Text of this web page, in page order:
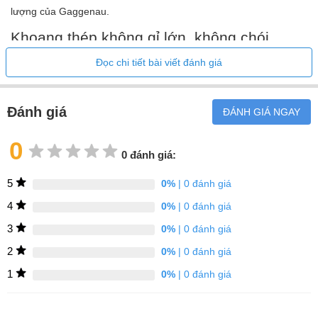
lượng của Gaggenau.
Khoang thép không gỉ lớn, không chói,
được chiếu sáng được giữ nguyên vẹn nhờ
chương trình vệ sinh hoàn toàn tự động.
Cửa không tay nắm / cửa mở tự động
Đọc chi tiết bài viết đánh giá
Đánh giá ĐÁNH GIÁ NGAY
0 0 đánh giá:
5 0%| 0 đánh giá
4 0%| 0 đánh giá
3 0%| 0 đánh giá
2 0%| 0 đánh giá
1 0%| 0 đánh giá